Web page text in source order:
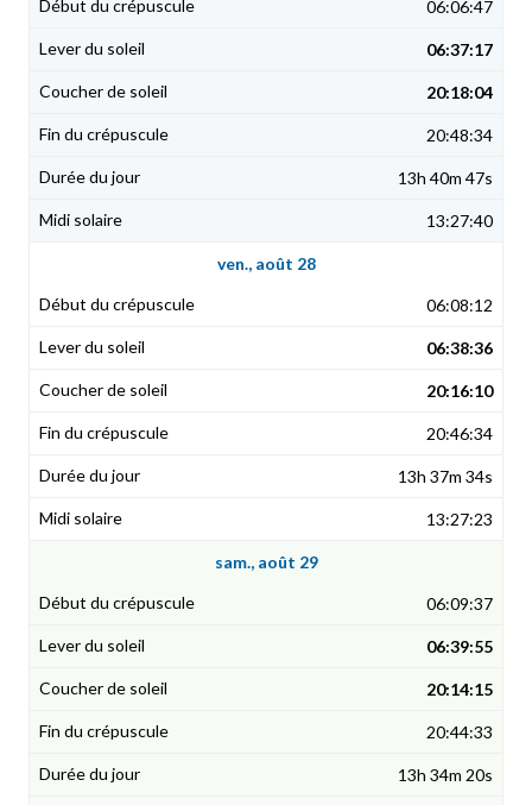
06:06:47
06:37:17
20:18:04
20:48:34
13h 40m 47s
13:27:40
ven., août 28
06:08:12
06:38:36
20:16:10
20:46:34
13h 37m 34s
13:27:23
sam., août 29
06:09:37
06:39:55
20:14:15
20:44:33
13h 34m 20s